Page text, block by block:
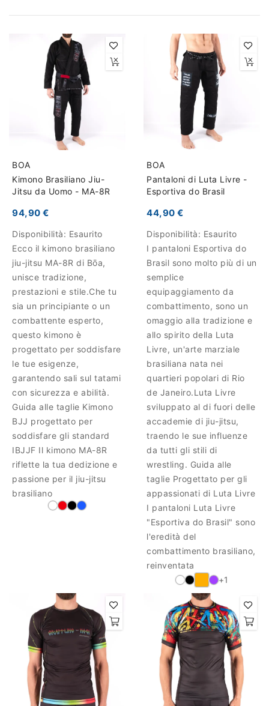
BOA
Kimono Brasiliano Jiu-
Jitsu da Uomo - MA-8R
94,90 €
Disponibilità: Esaurito
Ecco il kimono brasiliano
jiu-jitsu MA-8R di Bōa,
unisce tradizione,
prestazioni e stile.Che tu
sia un principiante o un
combattente esperto,
questo kimono è
progettato per soddisfare
le tue esigenze,
garantendo sali sul tatami
con sicurezza e abilità.
Guida alle taglie Kimono
BJJ progettato per
soddisfare gli standard
IBJJF Il kimono MA-8R
riflette la tua dedizione e
passione per il jiu-jitsu
brasiliano
BOA
Pantaloni di Luta Livre -
Esportiva do Brasil
44,90 €
Disponibilità: Esaurito
I pantaloni Esportiva do
Brasil sono molto più di un
semplice
equipaggiamento da
combattimento, sono un
omaggio alla tradizione e
allo spirito della Luta
Livre, un'arte marziale
brasiliana nata nei
quartieri popolari di Rio
de Janeiro.Luta Livre
sviluppato al di fuori delle
accademie di jiu-jitsu,
traendo le sue influenze
da tutti gli stili di
wrestling. Guida alle
taglie Progettato per gli
appassionati di Luta Livre
I pantaloni Luta Livre
"Esportiva do Brasil" sono
l'eredità del
combattimento brasiliano,
reinventata
+1